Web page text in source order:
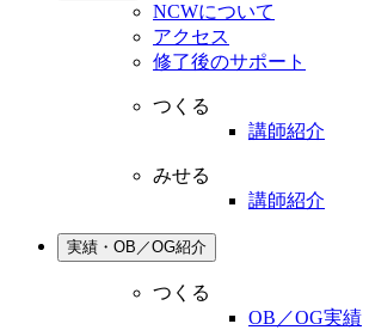
NCWについて
アクセス
修了後のサポート
つくる
講師紹介
みせる
講師紹介
実績・OB／OG紹介
つくる
OB／OG実績